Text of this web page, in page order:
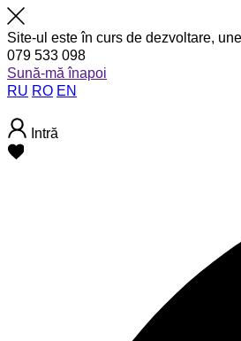
Site-ul este în curs de dezvoltare,
079 533 098
Sună-mă înapoi
RU RO EN
Intră